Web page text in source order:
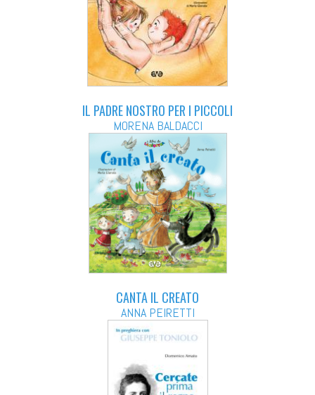
IL PADRE NOSTRO PER I PICCOLI
MORENA BALDACCI
CANTA IL CREATO
ANNA PEIRETTI